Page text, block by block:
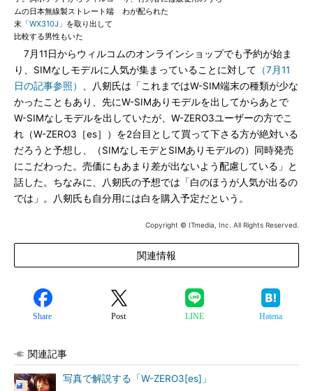
ムの日本無線製ストレート端
末 「WX310J」 を取り出して
比較する男性もいた
わが配られた
7月11日からウィルコムのオンラインショップでも予約が始ま
り、SIMなしモデルに人気が集まっていることに対して （7月11
日の記事参照）
、八剱氏は「これまではW-SIM端末の種類が少な
かったこともあり、先にW-SIMありモデルを出してからあとで
W-SIMなしモデルを出していたが、W-ZERO3ユーザーの方でこ
れ（W-ZERO3［es］）を2台目として買って下さる方が絶対いる
だろうと予想し、（SIMなしモデとSIMありモデルの）同時発売
にこだわった。売価にもあまり差が出ないよう配慮している」と
話した。ちなみに、八剱氏の予想では「白のほうが人気が出るの
では」。八剱氏も自分用には白を購入予定だという。
Copyright © ITmedia, Inc. All Rights Reserved.
関連情報
Share Post LINE Hatena
関連記事
写真で解説する「W-ZERO3[es]」